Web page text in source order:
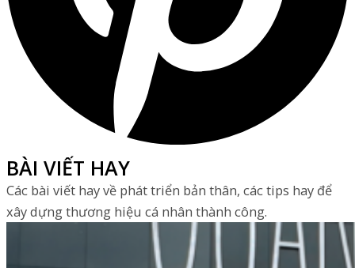
BÀI VIẾT HAY
Các bài viết hay về phát triển bản thân, các tips hay để
xây dựng thương hiệu cá nhân thành công.